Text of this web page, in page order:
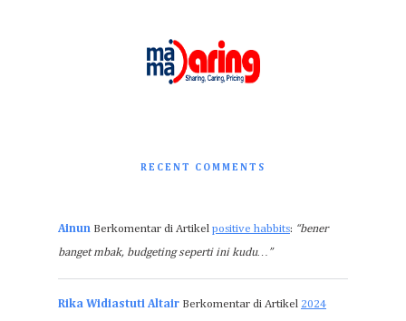
RECENT COMMENTS
Ainun Berkomentar di Artikel positive habbits: “bener
banget mbak, budgeting seperti ini kudu…”
Rika Widiastuti Altair Berkomentar di Artikel 2024